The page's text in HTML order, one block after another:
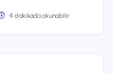
4 dakikada okunabilir